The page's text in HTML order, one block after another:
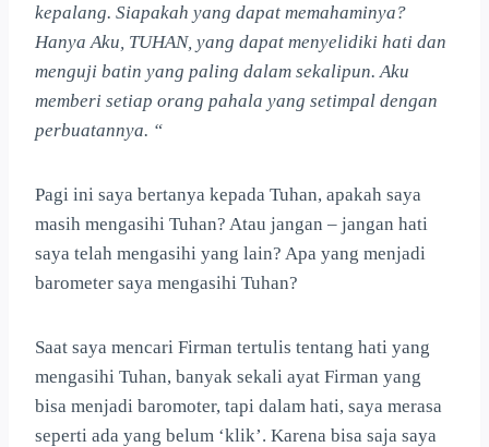
kepalang. Siapakah yang dapat memahaminya?
Hanya Aku, TUHAN, yang dapat menyelidiki hati dan
menguji batin yang paling dalam sekalipun. Aku
memberi setiap orang pahala yang setimpal dengan
perbuatannya. “
Pagi ini saya bertanya kepada Tuhan, apakah saya
masih mengasihi Tuhan? Atau jangan – jangan hati
saya telah mengasihi yang lain? Apa yang menjadi
barometer saya mengasihi Tuhan?
Saat saya mencari Firman tertulis tentang hati yang
mengasihi Tuhan, banyak sekali ayat Firman yang
bisa menjadi baromoter, tapi dalam hati, saya merasa
seperti ada yang belum ‘klik’. Karena bisa saja saya